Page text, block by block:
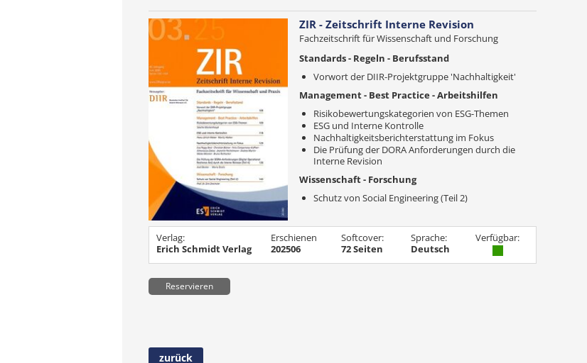
ZIR - Zeitschrift Interne Revision
Fachzeitschrift für Wissenschaft und Forschung
Standards - Regeln - Berufsstand
Vorwort der DIIR-Projektgruppe 'Nachhaltigkeit'
Management - Best Practice - Arbeitshilfen
Risikobewertungskategorien von ESG-Themen
ESG und Interne Kontrolle
Nachhaltigkeitsberichterstattung im Fokus
Die Prüfung der DORA Anforderungen durch die
Interne Revision
Wissenschaft - Forschung
Schutz von Social Engineering (Teil 2)
Verlag:
Erich Schmidt Verlag
Erschienen
202506
Softcover:
72 Seiten
Sprache:
Deutsch
Verfügbar:
Reservieren
zurück